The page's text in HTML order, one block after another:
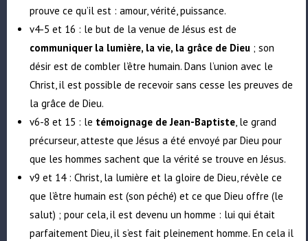
prouve ce qu’il est : amour, vérité, puissance.
v4-5 et 16 : le but de la venue de Jésus est de
communiquer la lumière, la vie, la grâce de Dieu ; son
désir est de combler l’être humain. Dans l’union avec le
Christ, il est possible de recevoir sans cesse les preuves de
la grâce de Dieu.
v6-8 et 15 : le témoignage de Jean-Baptiste, le grand
précurseur, atteste que Jésus a été envoyé par Dieu pour
que les hommes sachent que la vérité se trouve en Jésus.
v9 et 14 :Christ, la lumière et la gloire de Dieu, révèle ce
que l’être humain est (son péché) et ce que Dieu offre (le
salut) ; pour cela, il est devenu un homme : lui qui était
parfaitement Dieu, il s’est fait pleinement homme. En cela il